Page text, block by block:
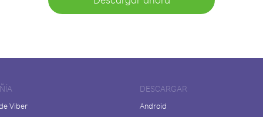
Viber
DESCARGAR
Android